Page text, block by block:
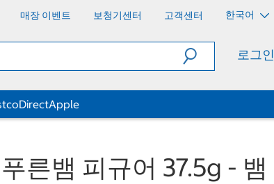
매장 이벤트 보청기센터 고객센터 한국어
로그인
Apple
른뱀 피규어 37.5g - 뱀